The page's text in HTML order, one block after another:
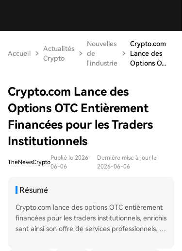
Accueil
Actualités
Crypto
Nouvelles
de
l'industrie
Crypto.com
Lance des
Options O...
Crypto.com Lance des
Options OTC Entièrement
Financées pour les Traders
Institutionnels
TheNewsCrypto
Publié le 2026-
06-06
Dernière mise à jour le
2026-06-06
Résumé
Crypto.com lance des options OTC entièrement
financées pour les traders institutionnels, enrichis
sant ainsi son offre de services professionnels. C